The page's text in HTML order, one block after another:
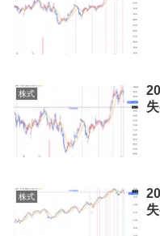
株式
株式